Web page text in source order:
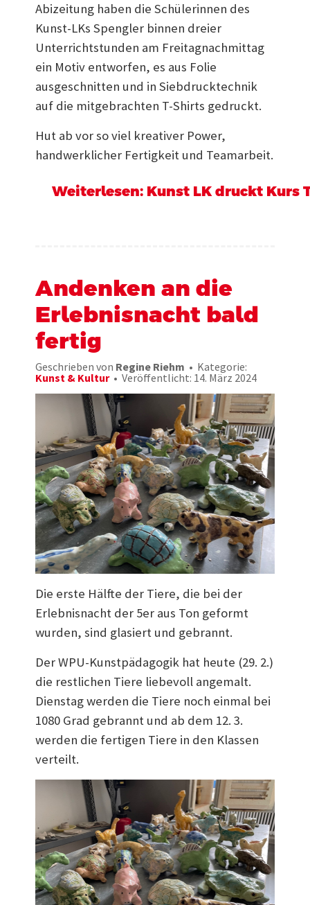
Abizeitung haben die Schülerinnen des
Kunst-LKs Spengler binnen dreier
Unterrichtstunden am Freitagnachmittag
ein Motiv entworfen, es aus Folie
ausgeschnitten und in Siebdrucktechnik
auf die mitgebrachten T-Shirts gedruckt.
Hut ab vor so viel kreativer Power,
handwerklicher Fertigkeit und Teamarbeit.
Weiterlesen: Kunst LK druckt Kurs
Andenken an die
Erlebnisnacht bald
fertig
Geschrieben von Regine Riehm
Kategorie:
Kunst & Kultur
Veröffentlicht: 14. März 2024
Die erste Hälfte der Tiere, die bei der
Erlebnisnacht der 5er aus Ton geformt
wurden, sind glasiert und gebrannt.
Der WPU-Kunstpädagogik hat heute (29. 2.)
die restlichen Tiere liebevoll angemalt.
Dienstag werden die Tiere noch einmal bei
1080 Grad gebrannt und ab dem 12. 3.
werden die fertigen Tiere in den Klassen
verteilt.